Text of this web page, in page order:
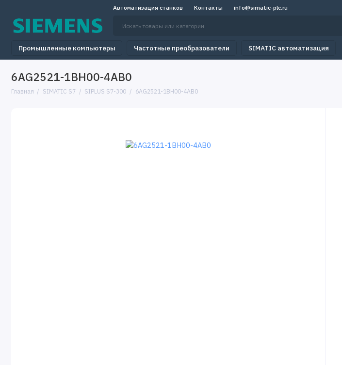
Автоматизация станков Контакты info@simatic-plc.ru
Промышленные компьютеры Частотные преобразователи SIMATIC автоматизация
6AG2521-1BH00-4AB0
Главная SIMATIC S7 SIPLUS S7-300 6AG2521-1BH00-4AB0